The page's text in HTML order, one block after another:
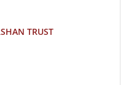
TRUST